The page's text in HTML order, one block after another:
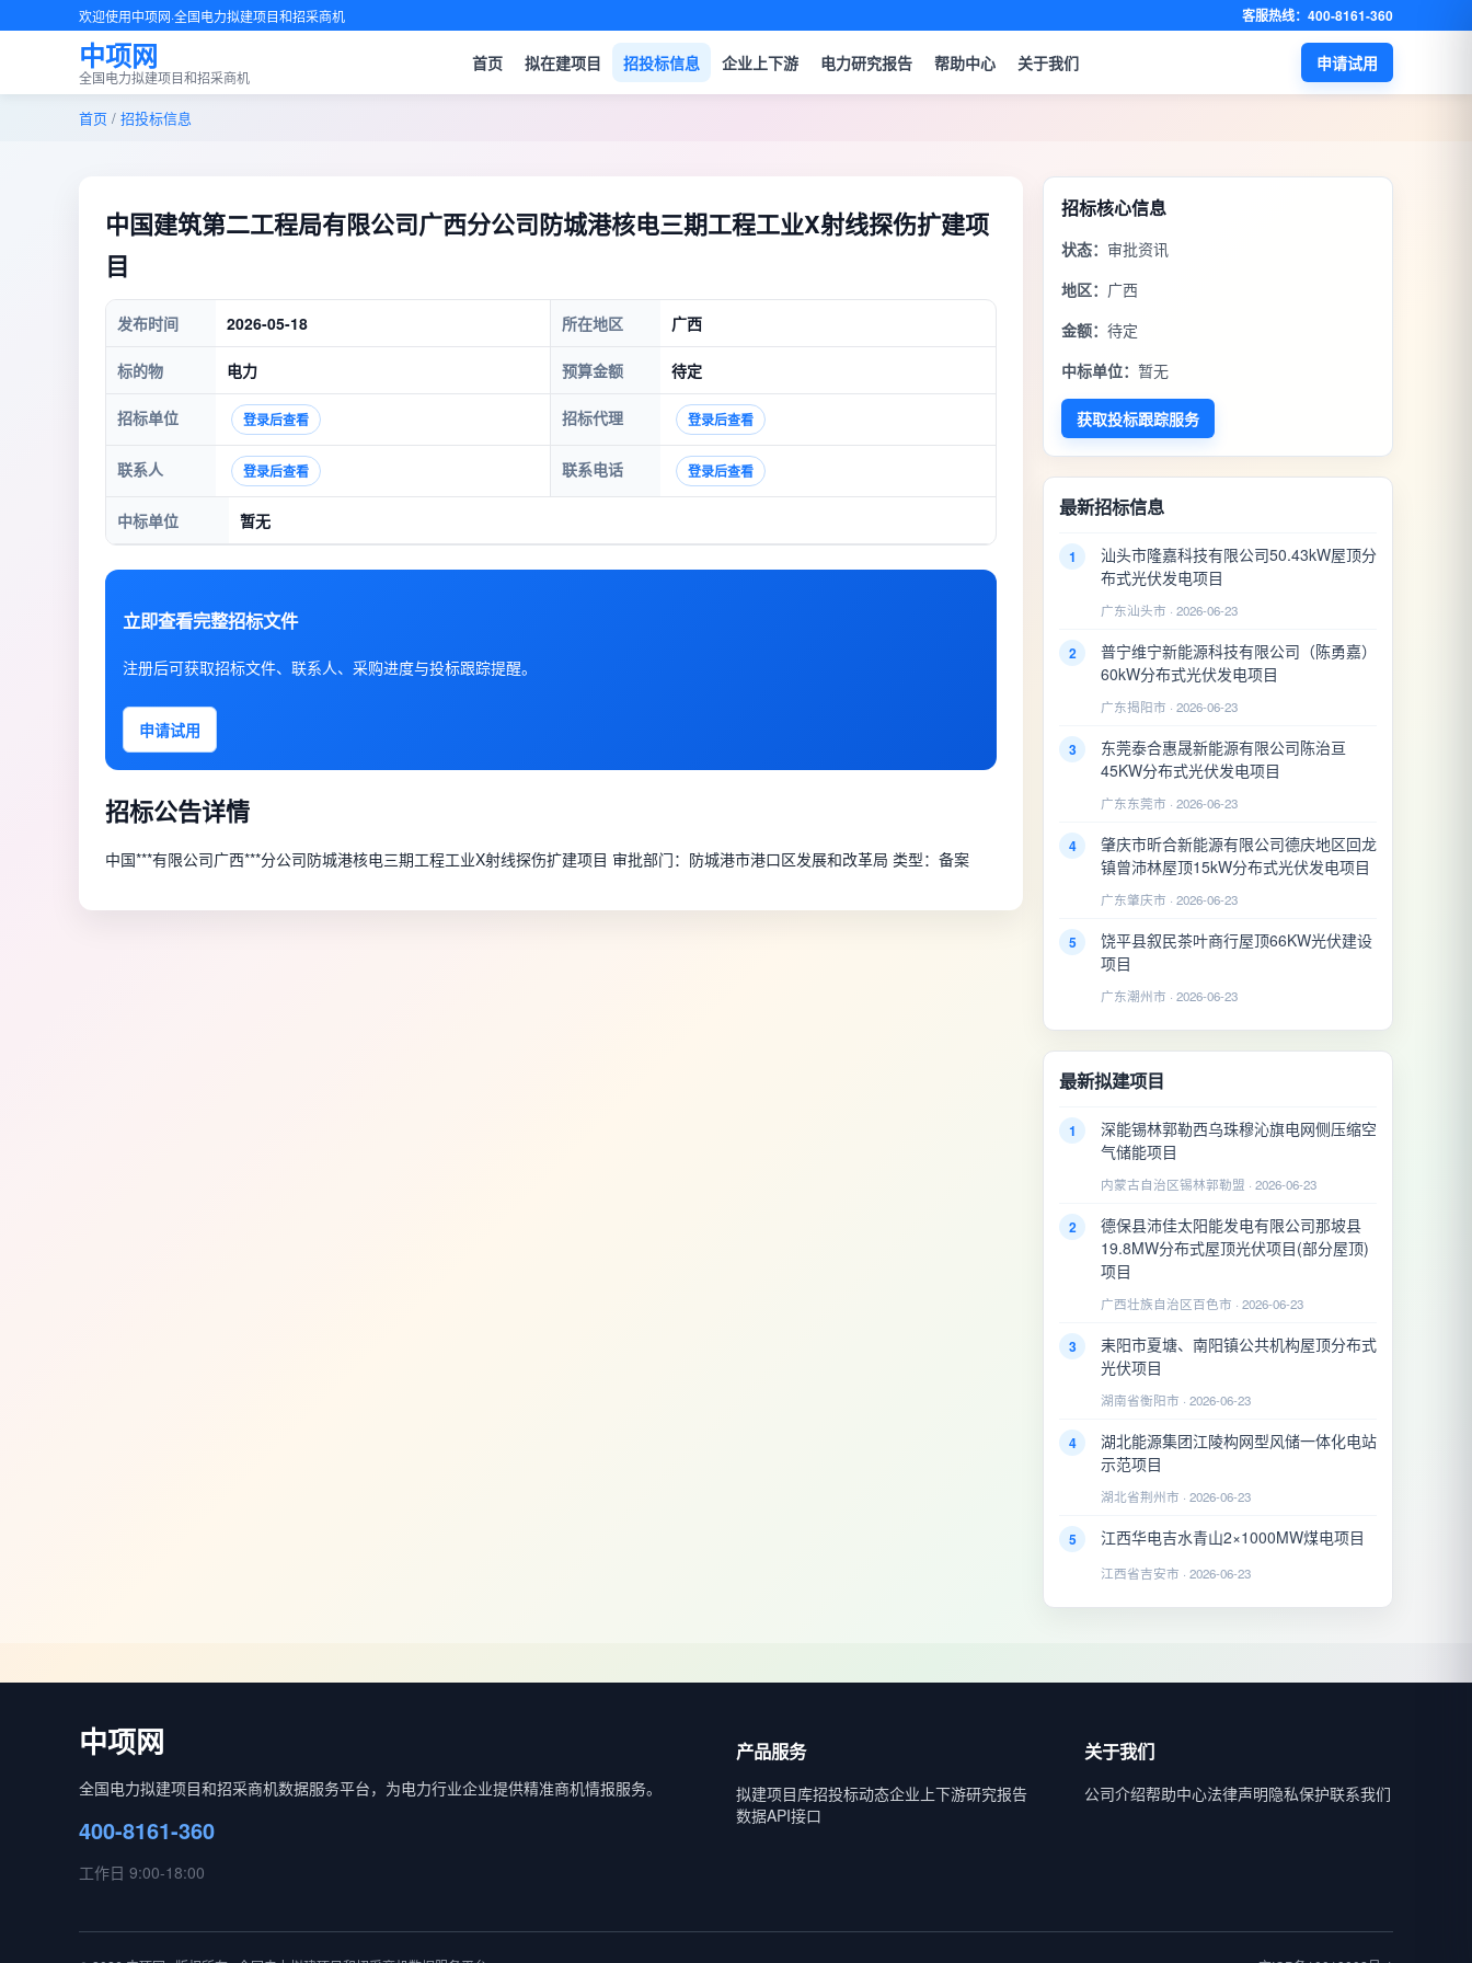
欢迎使用中项网·全国电力拟建项目和招采商机 客服热线：400-8161-360
中项网
全国电力拟建项目和招采商机
首页 拟在建项目 招投标信息 企业上下游 电力研究报告 帮助中心 关于我们 申请试用
首页 / 招投标信息
中国建筑第二工程局有限公司广西分公司防城港核电三期工程工业X射线探伤扩建项
目
发布时间 2026-05-18 所在地区 广西
标的物 电力 预算金额 待定
招标单位 登录后查看 招标代理 登录后查看
联系人 登录后查看 联系电话 登录后查看
中标单位 暂无
立即查看完整招标文件
注册后可获取招标文件、联系人、采购进度与投标跟踪提醒。
申请试用
招标公告详情
中国***有限公司广西***分公司防城港核电三期工程工业X射线探伤扩建项目 审批部门：防城港市港口区发展和改革局 类型：备案
招标核心信息
状态： 审批资讯
地区： 广西
金额： 待定
中标单位： 暂无
获取投标跟踪服务
最新招标信息
1
汕头市隆嘉科技有限公司50.43kW屋顶分
布式光伏发电项目
广东汕头市 · 2026-06-23
2
普宁维宁新能源科技有限公司（陈勇嘉）
60kW分布式光伏发电项目
广东揭阳市 · 2026-06-23
3
东莞泰合惠晟新能源有限公司陈治亘
45KW分布式光伏发电项目
广东东莞市 · 2026-06-23
4
肇庆市昕合新能源有限公司德庆地区回龙
镇曾沛林屋顶15kW分布式光伏发电项目
广东肇庆市 · 2026-06-23
5
饶平县叙民茶叶商行屋顶66KW光伏建设
项目
广东潮州市 · 2026-06-23
最新拟建项目
1
深能锡林郭勒西乌珠穆沁旗电网侧压缩空
气储能项目
内蒙古自治区锡林郭勒盟 · 2026-06-23
2
德保县沛佳太阳能发电有限公司那坡县
19.8MW分布式屋顶光伏项目(部分屋顶)
项目
广西壮族自治区百色市 · 2026-06-23
3
耒阳市夏塘、南阳镇公共机构屋顶分布式
光伏项目
湖南省衡阳市 · 2026-06-23
4
湖北能源集团江陵构网型风储一体化电站
示范项目
湖北省荆州市 · 2026-06-23
5 江西华电吉水青山2×1000MW煤电项目
江西省吉安市 · 2026-06-23
中项网
全国电力拟建项目和招采商机数据服务平台，为电力行业企业提供精准商机情报服务。
400-8161-360
工作日 9:00-18:00
产品服务
拟建项目库招投标动态企业上下游研究报告
数据API接口
关于我们
公司介绍帮助中心法律声明隐私保护联系我们